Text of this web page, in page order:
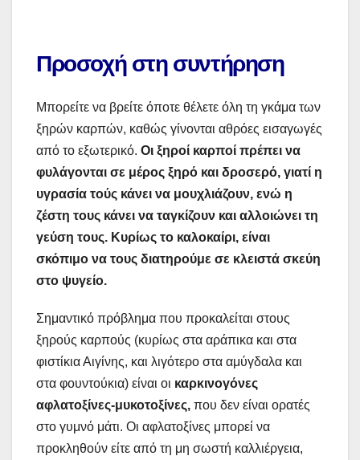
Προσοχή στη συντήρηση
Μπορείτε να βρείτε όποτε θέλετε όλη τη γκάμα των
ξηρών καρπών, καθώς γίνονται αθρόες εισαγωγές
από το εξωτερικό. Οι ξηροί καρποί πρέπει να
φυλάγονται σε μέρος ξηρό και δροσερό, γιατί η
υγρασία τούς κάνει να μουχλιάζουν, ενώ η
ζέστη τους κάνει να ταγκίζουν και αλλοιώνει τη
γεύση τους. Κυρίως το καλοκαίρι, είναι
σκόπιμο να τους διατηρούμε σε κλειστά σκεύη
στο ψυγείο.
Σημαντικό πρόβλημα που προκαλείται στους
ξηρούς καρπούς (κυρίως στα αράπικα και στα
φιστίκια Αιγίνης, και λιγότερο στα αμύγδαλα και
στα φουντούκια) είναι οι καρκινογόνες
αφλατοξίνες-μυκοτοξίνες, που δεν είναι ορατές
στο γυμνό μάτι. Oι αφλατοξίνες μπορεί να
προκληθούν είτε από τη μη σωστή καλλιέργεια,